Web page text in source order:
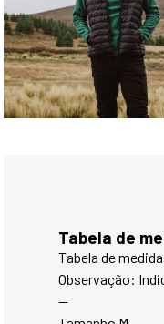
Tabela de
Tabela de
Observação:
--